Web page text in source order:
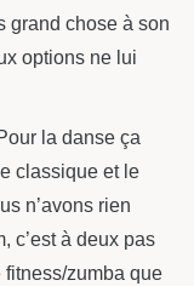
grand chose à son
options ne lui
la danse ça
classique et le
n’avons rien
c’est à deux pas
fitness/zumba que